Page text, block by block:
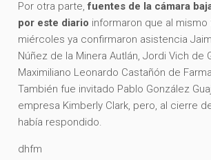
Por otra parte, fuentes de la cámara
por este diario informaron que al
miércoles ya confirmaron asistencia
Núñez de la Minera Autlán, Jordi Vich de
Maximiliano Leonardo Castañón de
También fue invitado Pablo González
empresa Kimberly Clark, pero, al cierre
había respondido.
dhfm